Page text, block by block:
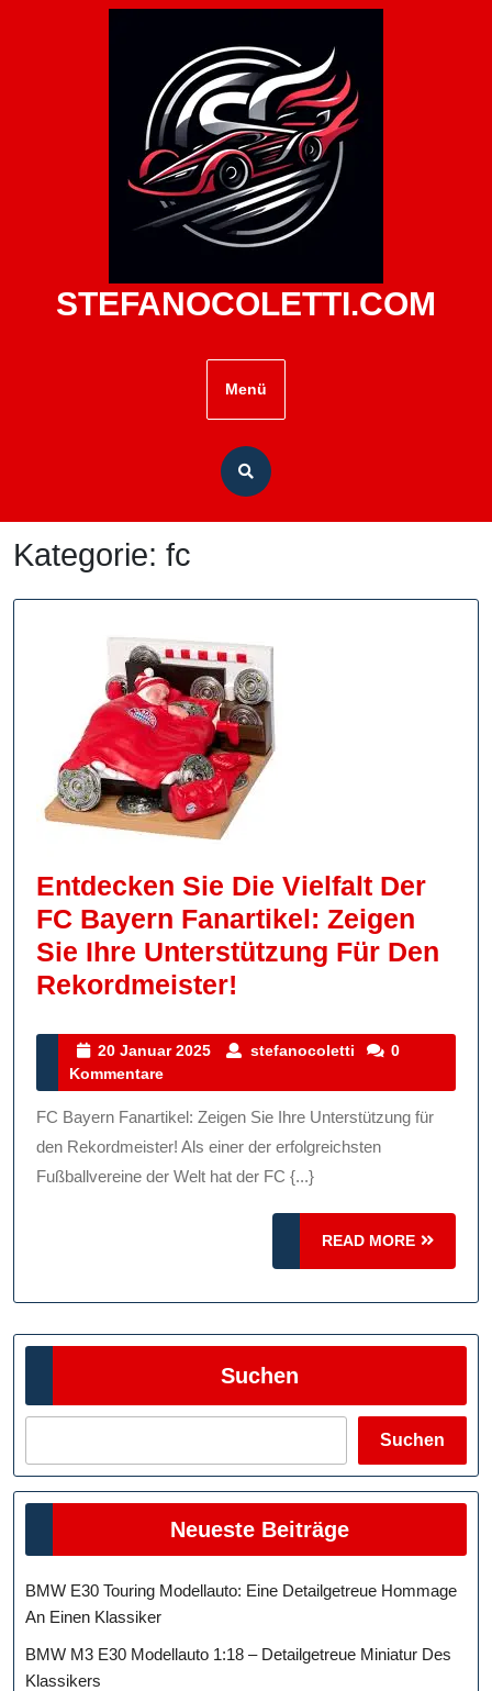
STEFANOCOLETTI.COM
Menü
Kategorie: fc
Entdecken Sie Die Vielfalt Der
FC Bayern Fanartikel: Zeigen
Sie Ihre Unterstützung Für Den
Rekordmeister!
Die
Der
FC
Bayern
Fanartikel:
Zeigen
Ihre
Unterstützung
Für
Den
Rekordmeister!
20 Januar 2025
20
2025
stefanocoletti stefanocoletti
0
Kommentare
FC Bayern Fanartikel: Zeigen Sie Ihre Unterstützung für
den Rekordmeister! Als einer der erfolgreichsten
Fußballvereine der Welt hat der FC {...}
READ MORE
READ
MORE
Suchen
Suchen
Neueste Beiträge
BMW E30 Touring Modellauto: Eine Detailgetreue Hommage
An Einen Klassiker
BMW M3 E30 Modellauto 1:18 – Detailgetreue Miniatur Des
Klassikers